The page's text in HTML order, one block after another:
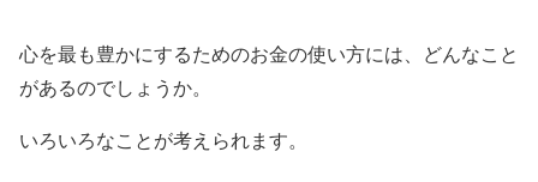
心を最も豊かにするためのお金の使い方には、どんなこと
があるのでしょうか。
いろいろなことが考えられます。